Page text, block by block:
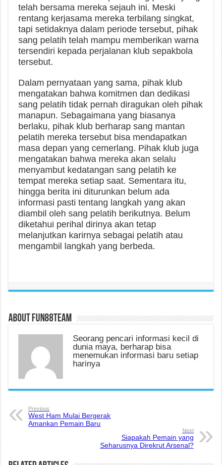
telah bersama mereka sejauh ini. Meski
rentang kerjasama mereka terbilang singkat,
tapi setidaknya dalam periode tersebut, pihak
sang pelatih telah mampu memberikan warna
tersendiri kepada perjalanan klub sepakbola
tersebut.
Dalam pernyataan yang sama, pihak klub
mengatakan bahwa komitmen dan dedikasi
sang pelatih tidak pernah diragukan oleh pihak
manapun. Sebagaimana yang biasanya
berlaku, pihak klub berharap sang mantan
pelatih mereka tersebut bisa mendapatkan
masa depan yang cemerlang. Pihak klub juga
mengatakan bahwa mereka akan selalu
menyambut kedatangan sang pelatih ke
tempat mereka setiap saat. Sementara itu,
hingga berita ini diturunkan belum ada
informasi pasti tentang langkah yang akan
diambil oleh sang pelatih berikutnya. Belum
diketahui perihal dirinya akan tetap
melanjutkan karirnya sebagai pelatih atau
mengambil langkah yang berbeda.
About fun88team
Seorang pencari informasi kecil di
dunia maya, berharap bisa
menemukan informasi baru setiap
harinya
Previous
West Ham Mulai Bergerak
Amankan Pemain Baru
Next
Siapakah Pemain yang
Seharusnya Direkrut Arsenal?